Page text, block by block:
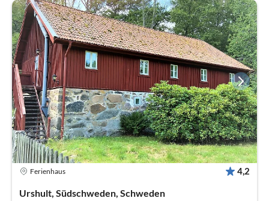
Ferienhaus 4,2
Urshult, Südschweden, Schweden